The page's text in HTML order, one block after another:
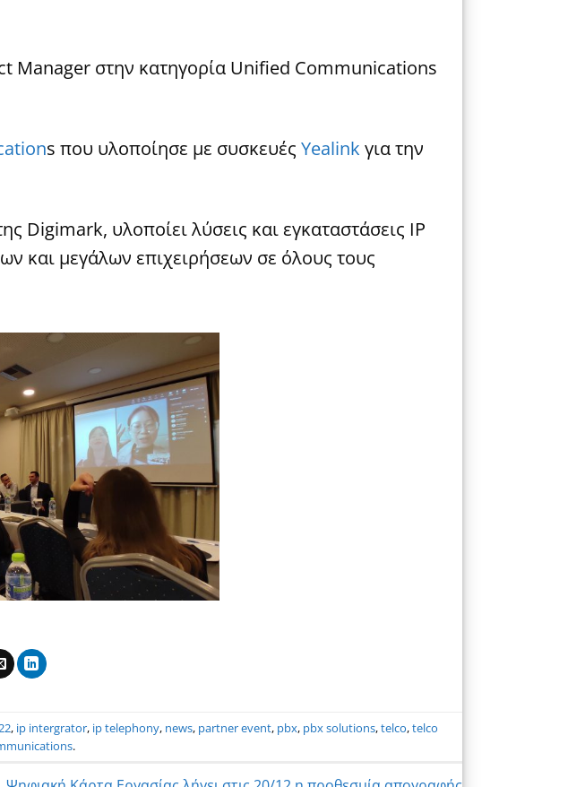
Manager στην κατηγορία Unified Communications
s που υλοποίησε με συσκευές Yealink για την
Digimark, υλοποίει λύσεις και εγκαταστάσεις IP
και μεγάλων επιχειρήσεων σε όλους τους
, ip intergrator, ip telephony, news, partner event, pbx, pbx solutions,telco,telco
.